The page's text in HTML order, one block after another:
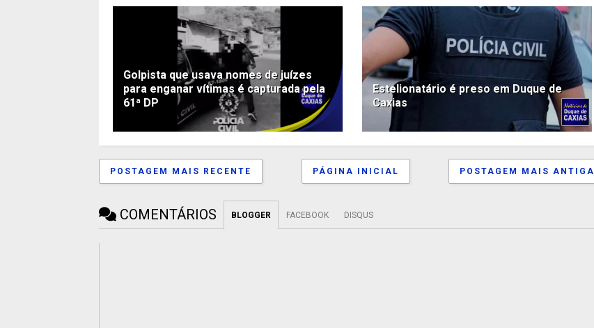
Golpista que usava nomes de juízes
para enganar vítimas é capturada pela
61ª DP
Estelionatário é preso em Duque de
Caxias
POSTAGEM MAIS RECENTE POSTAGEM MAIS ANTIGA
PÁGINA INICIAL
COMENTÁRIOS BLOGGER FACEBOOK DISQUS